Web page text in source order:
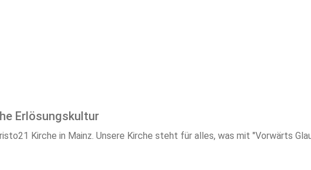
Erlösungskultur
Kirche in Mainz. Unsere Kirche steht für alles, was mit "Vorwärts